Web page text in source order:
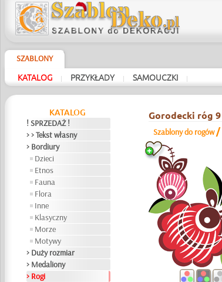
SZABLONY
KATALOG | PRZYKŁADY | SAMOUCZKI |
KATALOG
! SPRZEDAŻ !
> > Tekst własny
> Bordiury
Dzieci
Etnos
Fauna
Flora
Inne
Klasyczny
Morze
Motywy
> Duży rozmiar
> Medaliony
> Rogi
Gorodecki róg 9
Szablony do rogów /